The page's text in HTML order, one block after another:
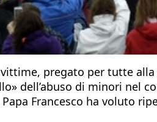
pregato per tutte
dell’abuso di minori nel
Francesco ha voluto